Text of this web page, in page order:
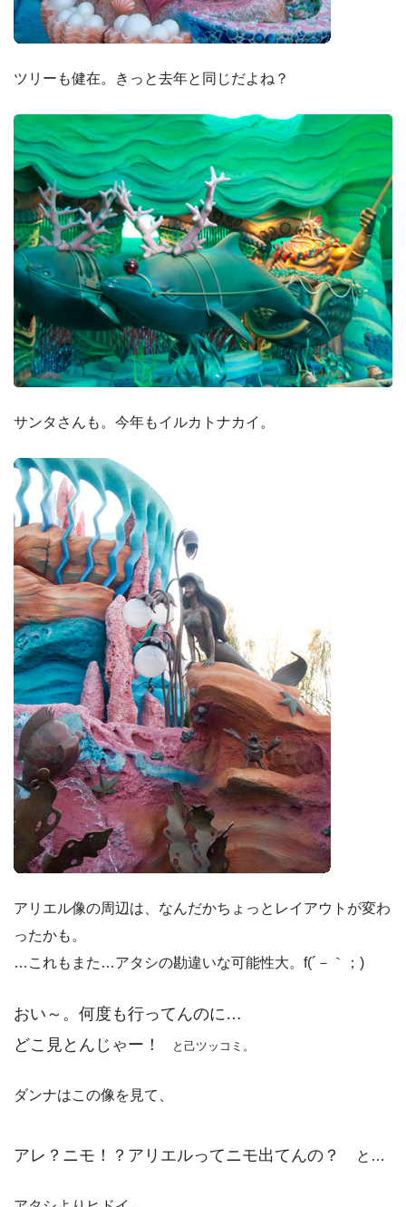
ツリーも健在。きっと去年と同じだよね？
サンタさんも。今年もイルカトナカイ。
アリエル像の周辺は、なんだかちょっとレイアウトが変わ
ったかも。
…これもまた…アタシの勘違いな可能性大。f(´－｀；)
おい～。何度も行ってんのに…
どこ見とんじゃー！
と 己ツッコミ。
ダンナはこの像を見て、
アレ？ニモ！？アリエルってニモ出てんの？ と…